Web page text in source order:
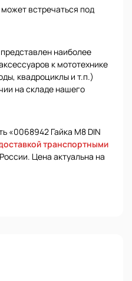
встречаться под
наиболее
к мототехнике
квадроциклы и т.п.)
на складе нашего
«0068942 Гайка М8 DIN
транспортными
Цена актуальна на